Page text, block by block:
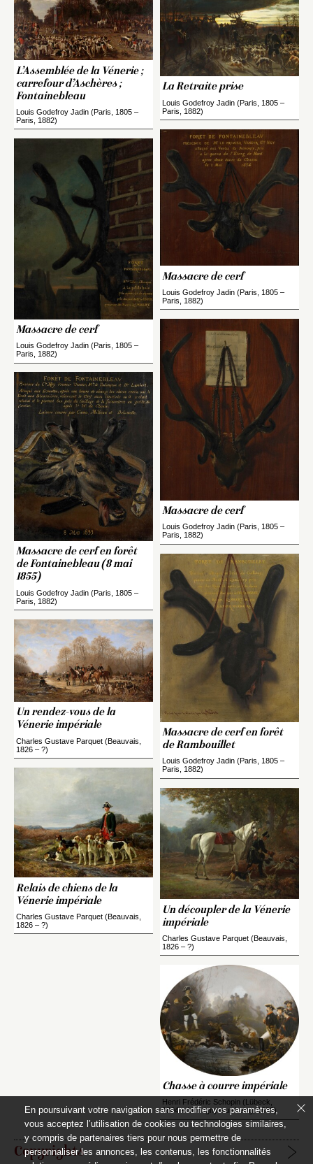
L’Assemblée de la Vénerie ;
carrefour d’Aschères ;
Fontainebleau
Louis Godefroy Jadin (Paris, 1805 –
Paris, 1882)
Massacre de cerf
Louis Godefroy Jadin (Paris, 1805 –
Paris, 1882)
Massacre de cerf en forêt
de Fontainebleau (8 mai
1855)
Louis Godefroy Jadin (Paris, 1805 –
Paris, 1882)
Un rendez-vous de la
Vénerie impériale
Charles Gustave Parquet (Beauvais,
1826 – ?)
Relais de chiens de la
Vénerie impériale
Charles Gustave Parquet (Beauvais,
1826 – ?)
La Retraite prise
Louis Godefroy Jadin (Paris, 1805 –
Paris, 1882)
Massacre de cerf
Louis Godefroy Jadin (Paris, 1805 –
Paris, 1882)
Massacre de cerf
Louis Godefroy Jadin (Paris, 1805 –
Paris, 1882)
Massacre de cerf en forêt
de Rambouillet
Louis Godefroy Jadin (Paris, 1805 –
Paris, 1882)
Un découpler de la Vénerie
impériale
Charles Gustave Parquet (Beauvais,
1826 – ?)
Chasse à courre impériale
Henri Frédéric Schopin (Lübeck,
1804 – Montigny-sur-Loing, 1880)
Copyrights
En poursuivant votre navigation sans modifier vos paramètres,
vous acceptez l’utilisation de cookies ou technologies similaires,
y compris de partenaires tiers pour nous permettre de
personnaliser les annonces, les contenus, les fonctionnalités